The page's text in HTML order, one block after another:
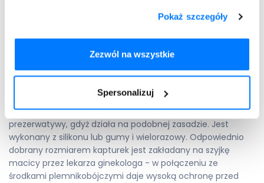
Pokaż szczegóły
Zezwól na wszystkie
Spersonalizuj
jednej pigułki nie daje Ci deklarowanej przez producenta
jednoskładnikowych może bez obaw zrezygnować z
dodatkowej - barierowej formy ochrony np. w postaci
. Alternatywnie możesz sięgnąć po kapturek
naszyjkowy, który określamy damskim odpowiednikiem
prezerwatywy, gdyż działa na podobnej zasadzie. Jest
wykonany z silikonu lub gumy i wielorazowy. Odpowiednio
dobrany rozmiarem kapturek jest zakładany na szyjkę
macicy przez lekarza ginekologa - w połączeniu ze
środkami plemnikobójczymi daje wysoką ochronę przed